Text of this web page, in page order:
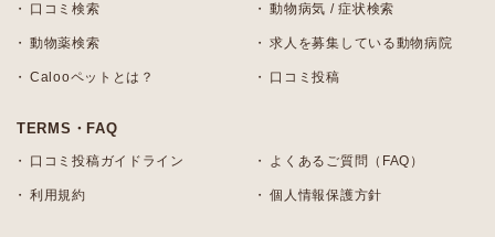
口コミ検索 動物病気 / 症状検索
動物薬検索 求人を募集している動物病院
Calooペットとは？ 口コミ投稿
TERMS・FAQ
口コミ投稿ガイドライン よくあるご質問（FAQ）
利用規約 個人情報保護方針